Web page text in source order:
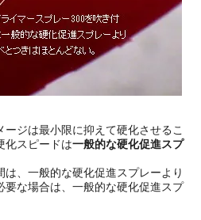
ージは最小限に抑えて硬化させるこ
化スピードは一般的な硬化促進スプ
、一般的な硬化促進スプレーより
要な場合は、一般的な硬化促進スプ